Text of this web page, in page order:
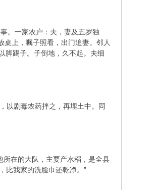
。一家农户：夫，妻及五岁独
上，嘱子照看，出门追妻。邻人
脚踢子。子倒地，久不起。夫细
剧毒农药拌之，再埋土中。同
在的大队，主要产水稻，是全县
比我家的洗脸巾还乾净。”